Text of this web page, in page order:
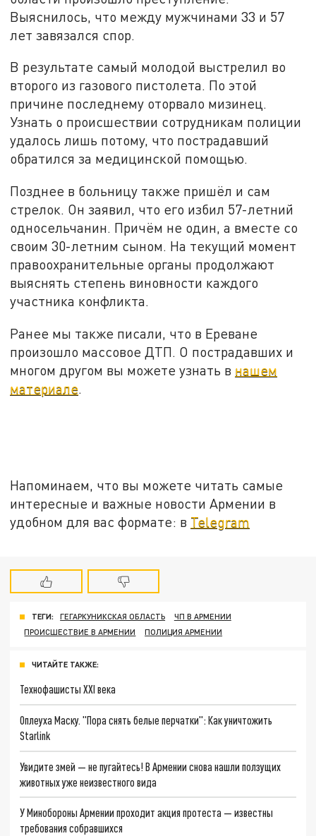
Выяснилось, что между мужчинами 33 и 57
лет завязался спор.
В результате самый молодой выстрелил во
второго из газового пистолета. По этой
причине последнему оторвало мизинец.
Узнать о происшествии сотрудникам полиции
удалось лишь потому, что пострадавший
обратился за медицинской помощью.
Позднее в больницу также пришёл и сам
стрелок. Он заявил, что его избил 57-летний
односельчанин. Причём не один, а вместе со
своим 30-летним сыном. На текущий момент
правоохранительные органы продолжают
выяснять степень виновности каждого
участника конфликта.
Ранее мы также писали, что в Ереване
произошло массовое ДТП. О пострадавших и
многом другом вы можете узнать в нашем
материале.
Напоминаем, что вы можете читать самые
интересные и важные новости Армении в
удобном для вас формате: в Telegram
ТЕГИ: ГЕГАРКУНИКСКАЯ ОБЛАСТЬ
ЧП В АРМЕНИИ
ПРОИСШЕСТВИЕ В АРМЕНИИ
ПОЛИЦИЯ АРМЕНИИ
ЧИТАЙТЕ ТАКЖЕ:
Технофашисты XXI века
Оплеуха Маску. "Пора снять белые перчатки": Как уничтожить
Starlink
Увидите змей — не пугайтесь! В Армении снова нашли ползущих
животных уже неизвестного вида
У Минобороны Армении проходит акция протеста — известны
требования собравшихся